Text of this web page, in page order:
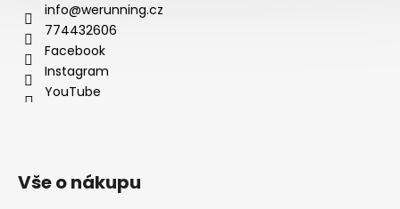
info@werunning.cz
774432606
Facebook
Instagram
YouTube
Vše o nákupu